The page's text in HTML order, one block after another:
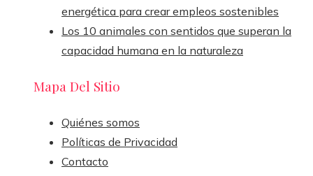
energética para crear empleos sostenibles
Los 10 animales con sentidos que superan la
capacidad humana en la naturaleza
Mapa Del Sitio
Quiénes somos
Políticas de Privacidad
Contacto